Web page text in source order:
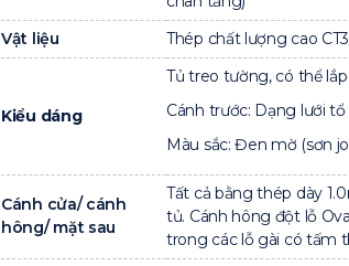
Vật liệu
Thép chất lượng cao
Kiểu dáng
Tủ treo tường, có thể
Cánh trước: Dạng lưới
Màu sắc: Đen mờ (sơn
Cánh cửa/ cánh
hông/ mặt sau
Tất cả bằng thép dày
tủ. Cánh hông đột lỗ
trong các lỗ gài có tấm